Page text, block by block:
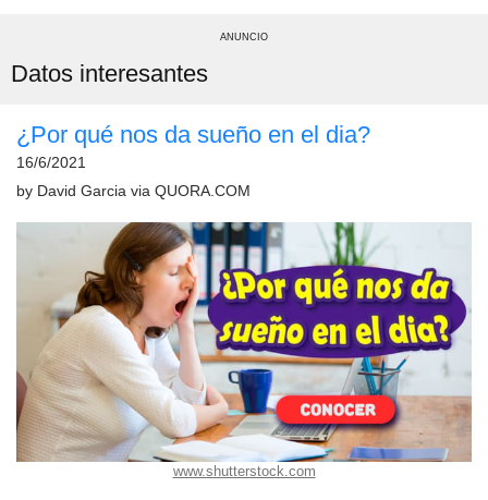
ANUNCIO
Datos interesantes
¿Por qué nos da sueño en el dia?
16/6/2021
by David Garcia via QUORA.COM
www.shutterstock.com